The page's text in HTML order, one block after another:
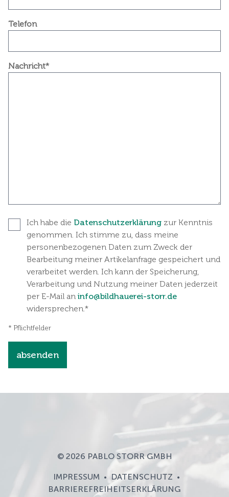
Telefon
Nachricht*
Ich habe die Datenschutzerklärung zur Kenntnis
genommen. Ich stimme zu, dass meine
personenbezogenen Daten zum Zweck der
Bearbeitung meiner Artikelanfrage gespeichert und
verarbeitet werden. Ich kann der Speicherung,
Verarbeitung und Nutzung meiner Daten jederzeit
per E-Mail an info@bildhauerei-storr.de
widersprechen.*
* Pflichtfelder
absenden
© 2026 PABLO STORR GMBH
IMPRESSUM • DATENSCHUTZ •
BARRIEREFREIHEITSERKLÄRUNG